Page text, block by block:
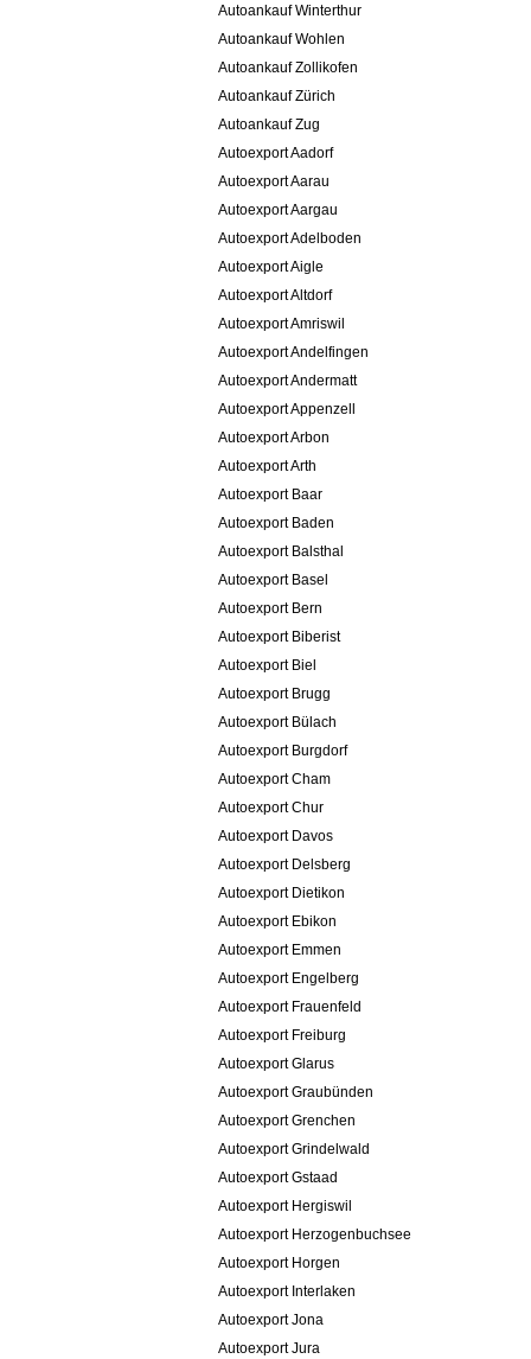
Autoankauf Winterthur
Autoankauf Wohlen
Autoankauf Zollikofen
Autoankauf Zürich
Autoankauf Zug
Autoexport Aadorf
Autoexport Aarau
Autoexport Aargau
Autoexport Adelboden
Autoexport Aigle
Autoexport Altdorf
Autoexport Amriswil
Autoexport Andelfingen
Autoexport Andermatt
Autoexport Appenzell
Autoexport Arbon
Autoexport Arth
Autoexport Baar
Autoexport Baden
Autoexport Balsthal
Autoexport Basel
Autoexport Bern
Autoexport Biberist
Autoexport Biel
Autoexport Brugg
Autoexport Bülach
Autoexport Burgdorf
Autoexport Cham
Autoexport Chur
Autoexport Davos
Autoexport Delsberg
Autoexport Dietikon
Autoexport Ebikon
Autoexport Emmen
Autoexport Engelberg
Autoexport Frauenfeld
Autoexport Freiburg
Autoexport Glarus
Autoexport Graubünden
Autoexport Grenchen
Autoexport Grindelwald
Autoexport Gstaad
Autoexport Hergiswil
Autoexport Herzogenbuchsee
Autoexport Horgen
Autoexport Interlaken
Autoexport Jona
Autoexport Jura